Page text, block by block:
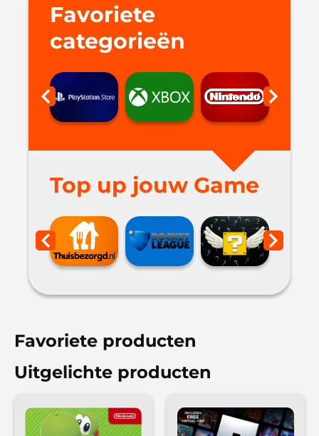
Favoriete
categorieën
Top up jouw Game
Favoriete producten
Uitgelichte producten